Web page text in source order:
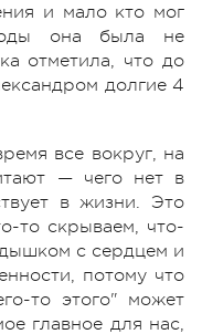
и мало кто мог
она была не
отметила, что до
долгие 4
все вокруг, на
— чего нет в
в жизни. Это
то скрываем, что-
с сердцем и
потому что
то этого" может
главное для нас,